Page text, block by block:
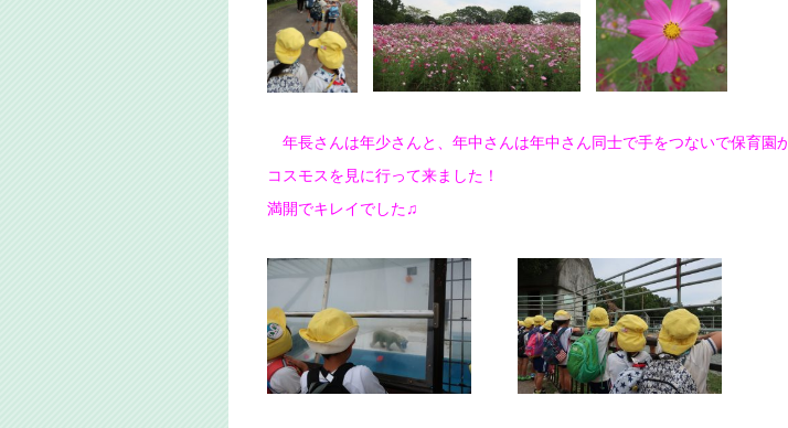
年長さんは年少さんと、年中さんは年中さん同士で手をつないで保育園
コスモスを見に行って来ました！
満開でキレイでした♫